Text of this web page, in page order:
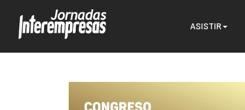
ASISTIR